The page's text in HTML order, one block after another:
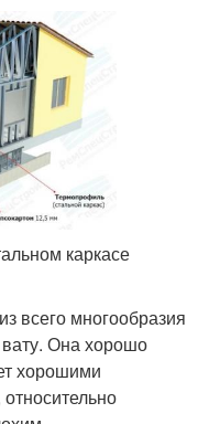
каркасе
всего многообразия
Она хорошо
хорошими